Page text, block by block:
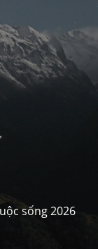
sống 2026